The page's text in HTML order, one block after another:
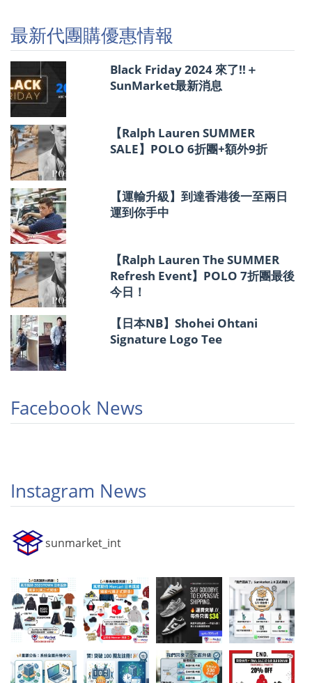
優
惠
情
報
最新代團購優惠情報
Black Friday 2024 來了!!＋
SunMarket最新消息
【Ralph Lauren SUMMER
SALE】POLO 6折團+額外9折
【運輸升級】到達香港後一至兩日
運到你手中
【Ralph Lauren The SUMMER
Refresh Event】POLO 7折團最後
今日！
【日本NB】Shohei Ohtani
Signature Logo Tee
Facebook News
Instagram News
sunmarket_int